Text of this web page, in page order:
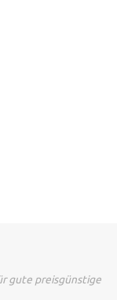
gute preisgünstige